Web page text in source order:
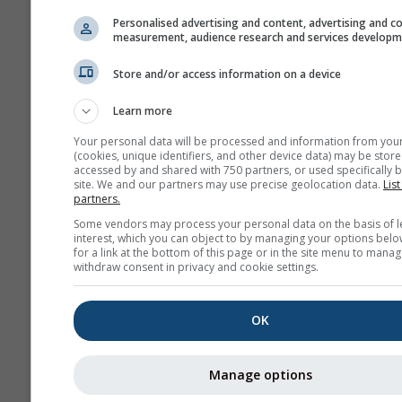
electrónico con terceros, cómo
nuestrapolítica de privacidad.
uso de los servicios de
condiciones . Su dirección de
se podrá utilizar con otros
meteoblue.
Más datos meteorológicos
Personalised advertising and content, advertising and
measurement, audience research and services
Store and/or access information on a device
Learn more
Your personal data will be processed and information from
(cookies, unique identifiers, and other device data) may be
accessed by and shared with 750 partners, or used specifically
site. We and our partners may use precise geolocation data.
partners.
Some vendors may process your personal data on the basis of
interest, which you can object to by managing your options
for a link at the bottom of this page or in the site menu to
withdraw consent in privacy and cookie settings.
OK
Manage options